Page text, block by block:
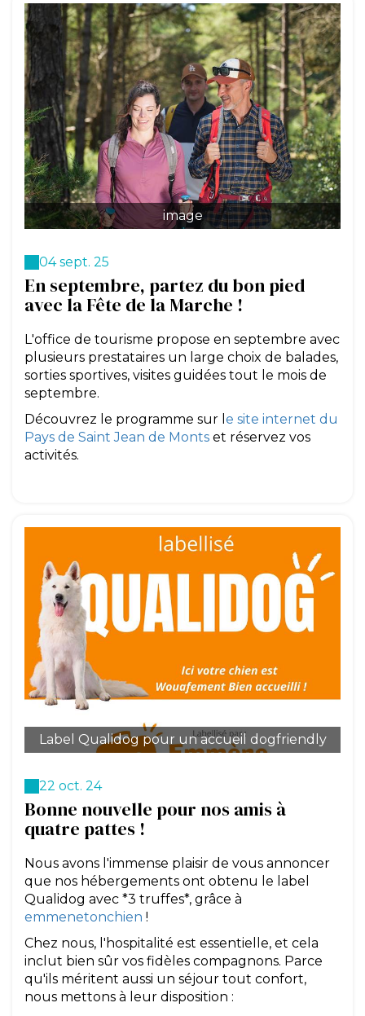
image
04 sept. 25
En septembre, partez du bon pied
avec la Fête de la Marche !
L'office de tourisme propose en septembre avec
plusieurs prestataires un large choix de balades,
sorties sportives, visites guidées tout le mois de
septembre.
Découvrez le programme sur l e site internet du
Pays de Saint Jean de Monts et réservez vos
activités.
Label Qualidog pour un accueil dogfriendly
22 oct. 24
Bonne nouvelle pour nos amis à
quatre pattes !
Nous avons l'immense plaisir de vous annoncer
que nos hébergements ont obtenu le label
Qualidog avec *3 truffes*, grâce à
emmenetonchien !
Chez nous, l'hospitalité est essentielle, et cela
inclut bien sûr vos fidèles compagnons. Parce
qu'ils méritent aussi un séjour tout confort,
nous mettons à leur disposition :